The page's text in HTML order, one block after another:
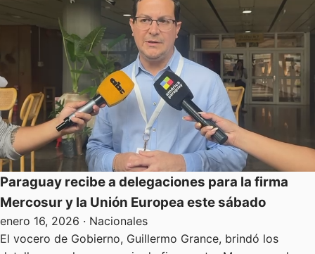
Paraguay recibe a delegaciones para la firma
Mercosur y la Unión Europea este sábado
enero 16, 2026 · Nacionales
El vocero de Gobierno, Guillermo Grance, brindó los